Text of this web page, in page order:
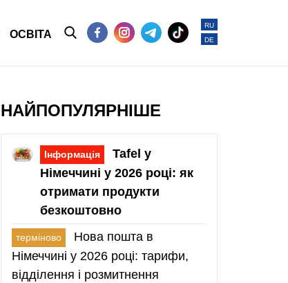
ОСВІТА
RU
DE
НАЙПОПУЛЯРНІШЕ
Інформація
Tafel у
Німеччині у 2026 році: як
отримати продукти
безкоштовно
терміново
Нова пошта в
Німеччині у 2026 році: тарифи,
відділення і розмитнення